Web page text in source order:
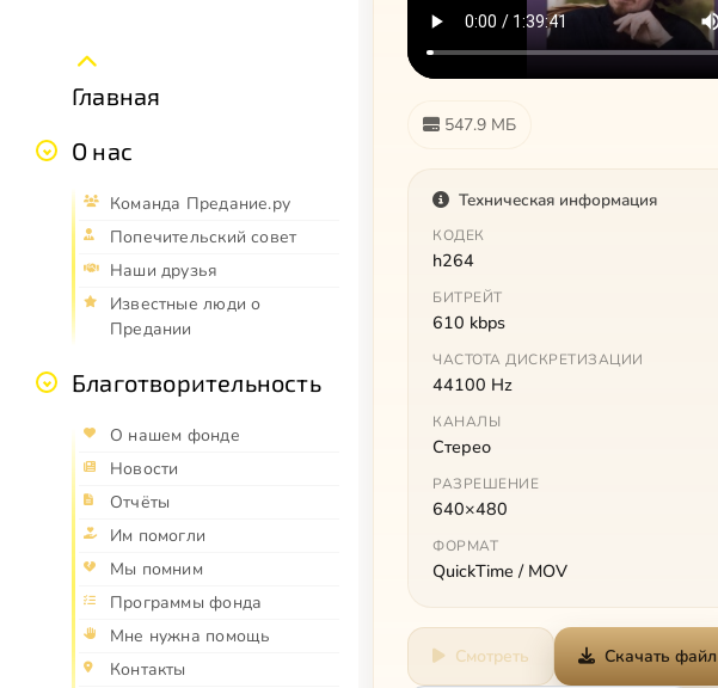
Главная
О нас
Команда Предание.ру
Попечительский совет
Наши друзья
Известные люди о
Предании
Благотворительность
О нашем фонде
Новости
Отчёты
Им помогли
Мы помним
Программы фонда
Мне нужна помощь
Контакты
547.9 МБ
Техническая информация
КОДЕК
h264
БИТРЕЙТ
610 kbps
ЧАСТОТА ДИСКРЕТИЗАЦИИ
44100 Hz
КАНАЛЫ
Стерео
РАЗРЕШЕНИЕ
640×480
ФОРМАТ
QuickTime / MOV
Смотреть Скачать файл